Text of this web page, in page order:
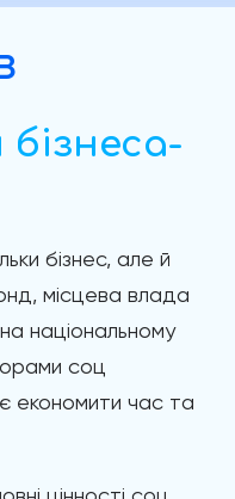
бізнес, але й
місцева влада
національному
соц
економити час та